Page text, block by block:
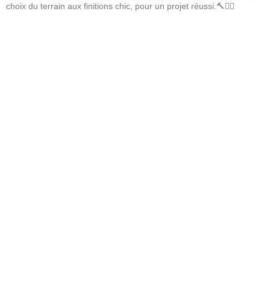
choix du terrain aux finitions chic, pour un projet réussi.🔨🏊‍♂️